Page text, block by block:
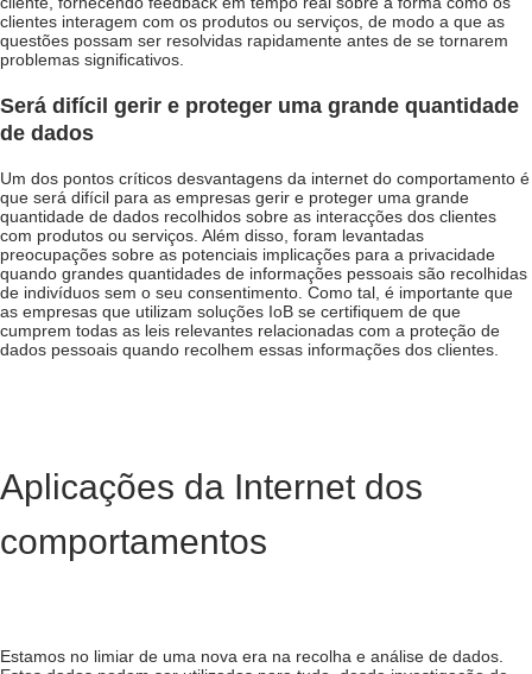
clientes interagem com os produtos ou serviços, de modo a que as
questões possam ser resolvidas rapidamente antes de se tornarem
problemas significativos.
Será difícil gerir e proteger uma grande quantidade
de dados
Um dos pontos críticos desvantagens da internet do comportamento é
que será difícil para as empresas gerir e proteger uma grande
quantidade de dados recolhidos sobre as interacções dos clientes
com produtos ou serviços. Além disso, foram levantadas
preocupações sobre as potenciais implicações para a privacidade
quando grandes quantidades de informações pessoais são recolhidas
de indivíduos sem o seu consentimento. Como tal, é importante que
as empresas que utilizam soluções IoB se certifiquem de que
cumprem todas as leis relevantes relacionadas com a proteção de
dados pessoais quando recolhem essas informações dos clientes.
Aplicações da Internet dos
comportamentos
Estamos no limiar de uma nova era na recolha e análise de dados.